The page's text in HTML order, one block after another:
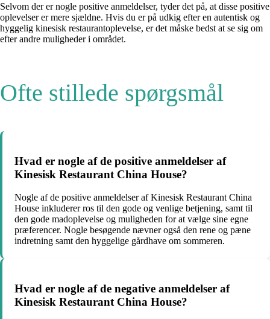
Selvom der er nogle positive anmeldelser, tyder det på, at disse positive
oplevelser er mere sjældne. Hvis du er på udkig efter en autentisk og
hyggelig kinesisk restaurantoplevelse, er det måske bedst at se sig om
efter andre muligheder i området.
Ofte stillede spørgsmål
Hvad er nogle af de positive anmeldelser af
Kinesisk Restaurant China House?
Nogle af de positive anmeldelser af Kinesisk Restaurant China
House inkluderer ros til den gode og venlige betjening, samt til
den gode madoplevelse og muligheden for at vælge sine egne
præferencer. Nogle besøgende nævner også den rene og pæne
indretning samt den hyggelige gårdhave om sommeren.
Hvad er nogle af de negative anmeldelser af
Kinesisk Restaurant China House?